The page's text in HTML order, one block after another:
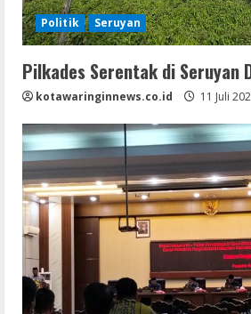
Politik Seruyan
Pilkades Serentak di Seruyan
kotawaringinnews.co.id 11 Juli